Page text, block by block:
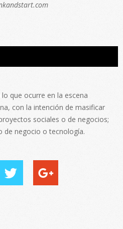
que ocurre en la escena
con la intención de masificar
sociales o de negocios;
de negocio o tecnología.